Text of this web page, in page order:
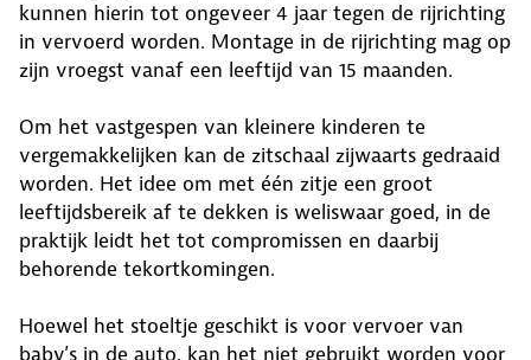
kunnen hierin tot ongeveer 4 jaar tegen de rijrichting
in vervoerd worden. Montage in de rijrichting mag op
zijn vroegst vanaf een leeftijd van 15 maanden.
Om het vastgespen van kleinere kinderen te
vergemakkelijken kan de zitschaal zijwaarts gedraaid
worden. Het idee om met één zitje een groot
leeftijdsbereik af te dekken is weliswaar goed, in de
praktijk leidt het tot compromissen en daarbij
behorende tekortkomingen.
Hoewel het stoeltje geschikt is voor vervoer van
baby’s in de auto, kan het niet gebruikt worden voor